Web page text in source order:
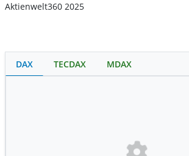
Aktienwelt360 2025
DAX TECDAX MDAX